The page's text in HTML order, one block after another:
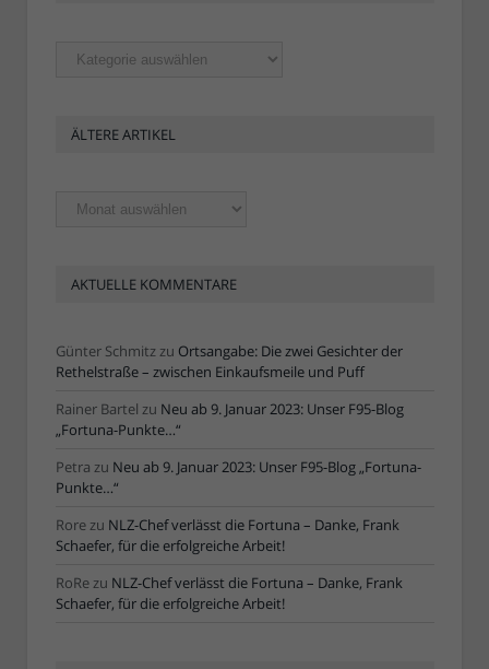
Rubriken
ÄLTERE ARTIKEL
Ältere
Artikel
AKTUELLE KOMMENTARE
Günter Schmitzzu Ortsangabe: Die zwei Gesichter der
Rethelstraße – zwischen Einkaufsmeile und Puff
Rainer Bartel zu Neu ab 9. Januar 2023: Unser F95-Blog
„Fortuna-Punkte…“
Petra zu Neu ab 9. Januar 2023: Unser F95-Blog „Fortuna-
Punkte…“
Rorezu NLZ-Chef verlässt die Fortuna – Danke, Frank
Schaefer, für die erfolgreiche Arbeit!
RoRezu NLZ-Chef verlässt die Fortuna – Danke, Frank
Schaefer, für die erfolgreiche Arbeit!